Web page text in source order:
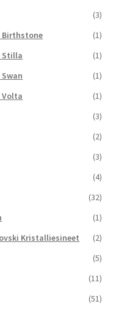
(3)
Birthstone
(1)
Stilla
(1)
(1)
Volta
(1)
(3)
(2)
(3)
(4)
(32)
(1)
Kristalliesineet
(2)
(5)
(11)
(51)